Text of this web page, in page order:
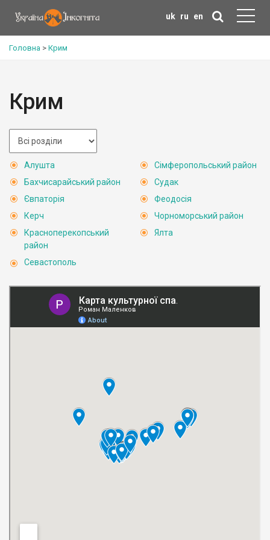
uk ru en
Головна > Крим
Крим
Алушта
Бахчисарайський район
Євпаторія
Керч
Красноперекопський
район
Севастополь
Сімферопольський район
Судак
Феодосія
Чорноморський район
Ялта